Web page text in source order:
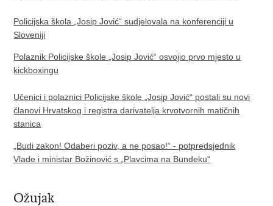
Policijska škola „Josip Jović“ sudjelovala na konferenciji u
Sloveniji
Polaznik Policijske škole „Josip Jović“ osvojio prvo mjesto u
kickboxingu
Učenici i polaznici Policijske škole „Josip Jović“ postali su novi
članovi Hrvatskog i registra darivatelja krvotvornih matičnih
stanica
„Budi zakon! Odaberi poziv, a ne posao!“ - potpredsjednik
Vlade i ministar Božinović s „Plavcima na Bundeku“
Ožujak